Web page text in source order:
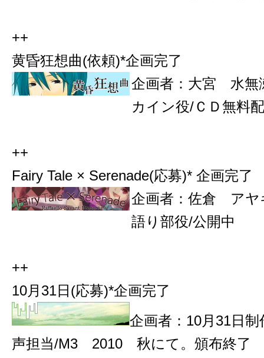
++
黄昏狂想曲(依頼)*企画完了
企画者：大宮 水無
カイン役/ＣＤ無料
++
Fairy Tale × Serenade(応募)* 企画完了
企画者：佐倉 アヤ
語り部役/公開中
++
10月31日(応募)*企画完了
企画者：10月31日制
声担当/M3 2010 秋にて。頒布終了